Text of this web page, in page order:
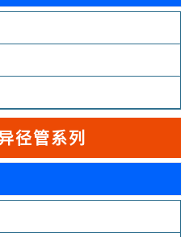
径管系列